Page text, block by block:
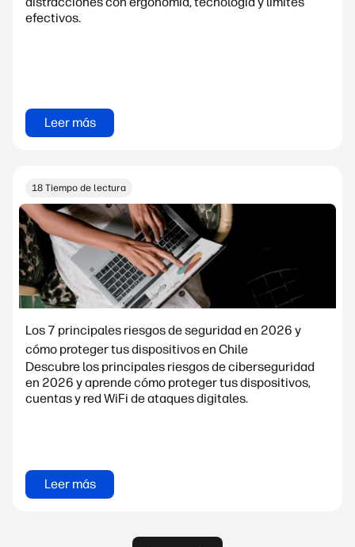
efectivos.
Leer más
18 Tiempo de lectura
Los 7 principales riesgos de seguridad en 2026 y
cómo proteger tus dispositivos en Chile
Descubre los principales riesgos de ciberseguridad
en 2026 y aprende cómo proteger tus dispositivos,
cuentas y red WiFi de ataques digitales.
Leer más